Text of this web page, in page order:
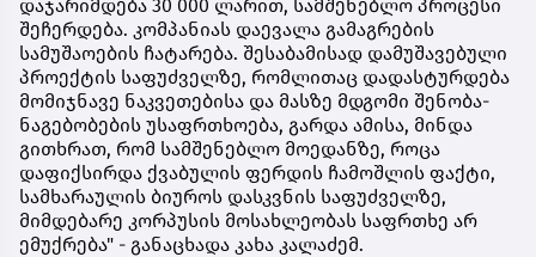
დაჯარიმდება 30 000 ლარით, სამშენებლო პროცესი
შეჩერდება. კომპანიას დაევალა გამაგრების
სამუშაოების ჩატარება. შესაბამისად დამუშავებული
პროექტის საფუძველზე, რომლითაც დადასტურდება
მომიჯნავე ნაკვეთებისა და მასზე მდგომი შენობა-
ნაგებობების უსაფრთხოება, გარდა ამისა, მინდა
გითხრათ, რომ სამშენებლო მოედანზე, როცა
დაფიქსირდა ქვაბულის ფერდის ჩამოშლის ფაქტი,
სამხარაულის ბიუროს დასკვნის საფუძველზე,
მიმდებარე კორპუსის მოსახლეობას საფრთხე არ
ემუქრება" - განაცხადა კახა კალაძემ.